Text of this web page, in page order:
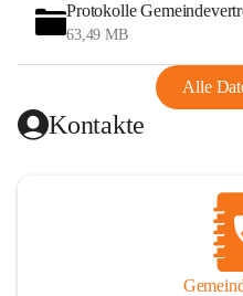
Protokolle
63,49 MB
Alle
Kontakte